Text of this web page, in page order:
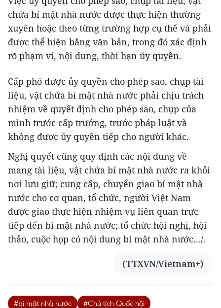
chứa bí mật nhà nước được thực hiện thường
xuyên hoặc theo từng trường hợp cụ thể và phải
được thể hiện bằng văn bản, trong đó xác định
rõ phạm vi, nội dung, thời hạn ủy quyền.
Cấp phó được ủy quyền cho phép sao, chụp tài
liệu, vật chứa bí mật nhà nước phải chịu trách
nhiệm về quyết định cho phép sao, chụp của
mình trước cấp trưởng, trước pháp luật và
không được ủy quyền tiếp cho người khác.
Nghị quyết cũng quy định các nội dung về
mang tài liệu, vật chứa bí mật nhà nước ra khỏi
nơi lưu giữ; cung cấp, chuyển giao bí mật nhà
nước cho cơ quan, tổ chức, người Việt Nam
được giao thực hiện nhiệm vụ liên quan trực
tiếp đến bí mật nhà nước; tổ chức hội nghị, hội
thảo, cuộc họp có nội dung bí mật nhà nước.../.
(TTXVN/Vietnam+)
#bí mật nhà nước
#Chủ tịch Quốc hội